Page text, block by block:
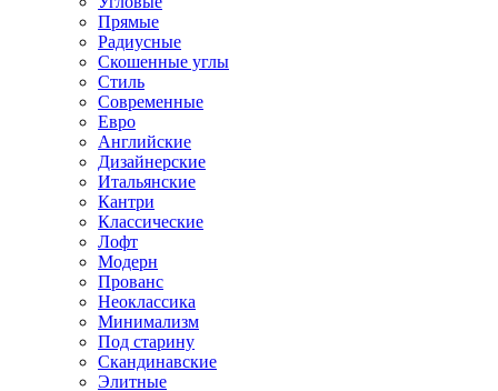
Прямые
Радиусные
Скошенные углы
Стиль
Современные
Евро
Английские
Дизайнерские
Итальянские
Кантри
Классические
Лофт
Модерн
Прованс
Неоклассика
Минимализм
Под старину
Скандинавские
Элитные